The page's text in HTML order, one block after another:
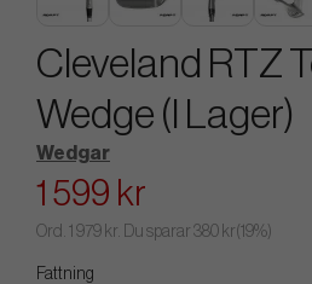
Cleveland RTZ
Wedge (I Lager)
Wedgar
1 599 kr
Ord. 1 979 kr. Du sparar 380 kr(19%)
Fattning